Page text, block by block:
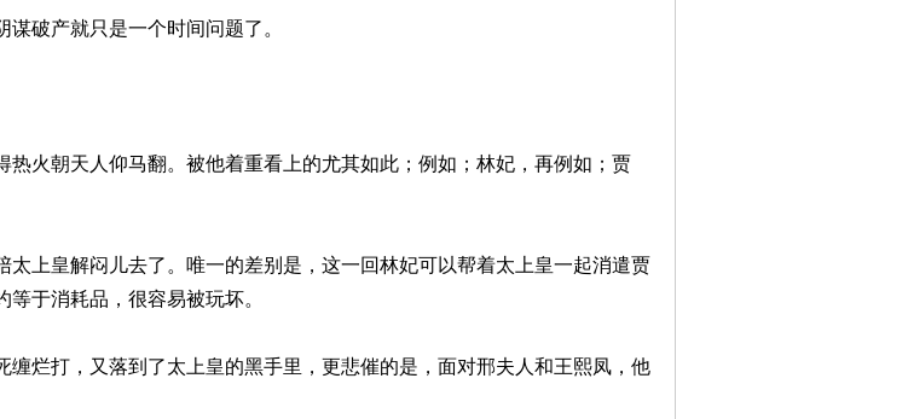
破产就只是一个时间问题了。
火朝天人仰马翻。被他着重看上的尤其如此；例如；林妃，再例如；贾
上皇解闷儿去了。唯一的差别是，这一回林妃可以帮着太上皇一起消遣贾
于消耗品，很容易被玩坏。
烂打，又落到了太上皇的黑手里，更悲催的是，面对邢夫人和王熙凤，他